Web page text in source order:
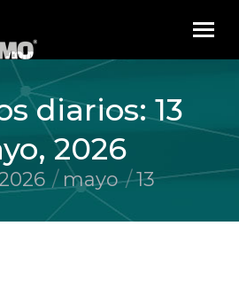
diarios:13
2026
mayo 13